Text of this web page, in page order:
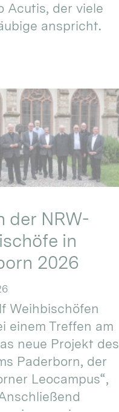
Acutis, der viele
anspricht.
der NRW-
in
2026
Weihbischöfen
einem Treffen am
neue Projekt des
Paderborn, der
Leocampus“,